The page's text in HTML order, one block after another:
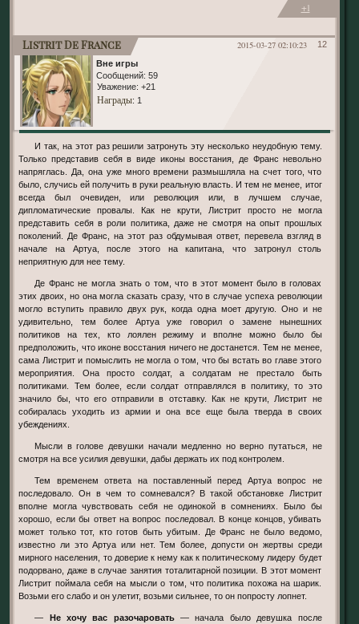
+1
12
2015-03-27 02:10:23
Listrit De France
Вне игры
Сообщений: 59
Уважение: +21
Награды: 1
И так, на этот раз решили затронуть эту несколько неудобную тему.
Только представив себя в виде иконы восстания, де Франс невольно
напряглась. Да, она уже много времени размышляла на счет того, что
было, случись ей получить в руки реальную власть. И тем не менее, итог
всегда был очевиден, или революция или, в лучшем случае,
дипломатические провалы. Как не крути, Листрит просто не могла
представить себя в роли политика, даже не смотря на опыт прошлых
поколений. Де Франс, на этот раз обдумывая ответ, перевела взгляд в
начале на Артуа, после этого на капитана, что затронул столь
неприятную для нее тему.
Де Франс не могла знать о том, что в этот момент было в головах
этих двоих, но она могла сказать сразу, что в случае успеха революции
могло вступить правило двух рук, когда одна моет другую. Оно и не
удивительно, тем более Артуа уже говорил о замене нынешних
политиков на тех, кто лоялен режиму и вполне можно было бы
предположить, что иконе восстания ничего не достанется. Тем не менее,
сама Листрит и помыслить не могла о том, что бы встать во главе этого
мероприятия. Она просто солдат, а солдатам не престало быть
политиками. Тем более, если солдат отправлялся в политику, то это
значило бы, что его отправили в отставку. Как не крути, Листрит не
собиралась уходить из армии и она все еще была тверда в своих
убеждениях.
Мысли в голове девушки начали медленно но верно путаться, не
смотря на все усилия девушки, дабы держать их под контролем.
Тем временем ответа на поставленный перед Артуа вопрос не
последовало. Он в чем то сомневался? В такой обстановке Листрит
вполне могла чувствовать себя не одинокой в сомнениях. Было бы
хорошо, если бы ответ на вопрос последовал. В конце концов, убивать
может только тот, кто готов быть убитым. Де Франс не было ведомо,
известно ли это Артуа или нет. Тем более, допусти он жертвы среди
мирного населения, то доверие к нему как к политическому лидеру будет
подорвано, даже в случае занятия тоталитарной позиции. В этот момент
Листрит поймала себя на мысли о том, что политика похожа на шарик.
Возьми его слабо и он улетит, возьми сильнее, то он попросту лопнет.
— Не хочу вас разочаровать— начала было девушка после